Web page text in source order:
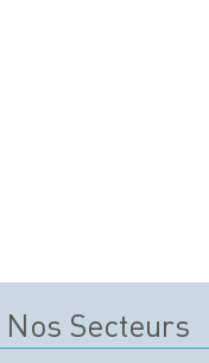
Nos Secteurs